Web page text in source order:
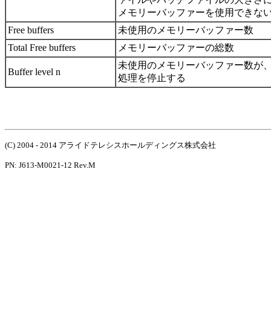
メモリーバッファーを使用できな
Free buffers
未使用のメモリーバッファー数
Total Free buffers
メモリーバッファーの総数
Buffer level n
未使用のメモリーバッファー数が
処理を停止する
(C) 2004 - 2014 アライドテレシスホールディングス株式会社
PN: J613-M0021-12 Rev.M